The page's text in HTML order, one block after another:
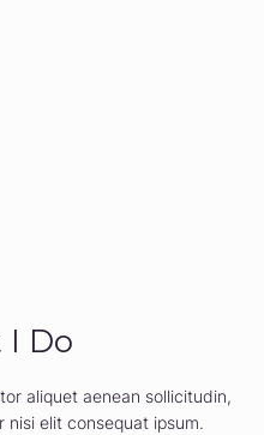
I Do
aliquet aenean sollicitudin,
elit consequat ipsum.